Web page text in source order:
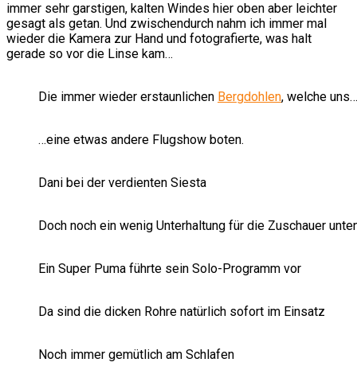
immer sehr garstigen, kalten Windes hier oben aber leichter
gesagt als getan. Und zwischendurch nahm ich immer mal
wieder die Kamera zur Hand und fotografierte, was halt
gerade so vor die Linse kam…
Die immer wieder erstaunlichen Bergdohlen, welche uns…
…eine etwas andere Flugshow boten.
Dani bei der verdienten Siesta
Doch noch ein wenig Unterhaltung für die Zuschauer
Ein Super Puma führte sein Solo-Programm vor
Da sind die dicken Rohre natürlich sofort im Einsatz
Noch immer gemütlich am Schlafen